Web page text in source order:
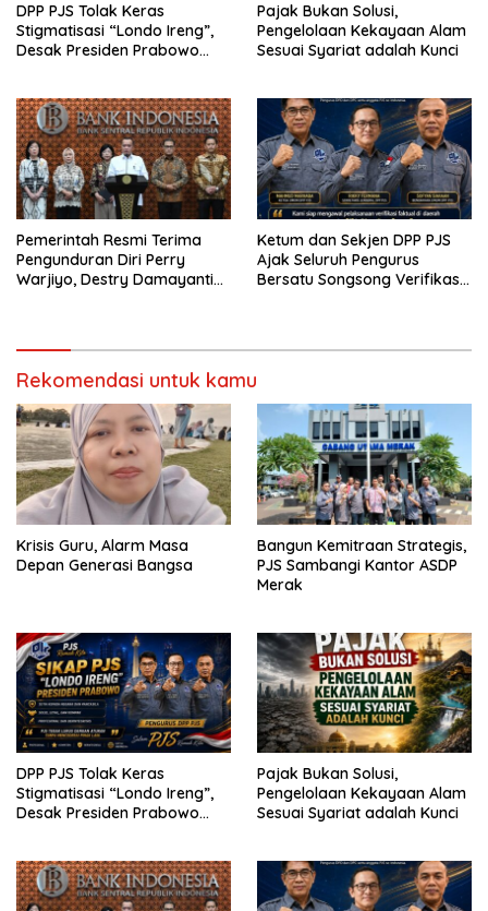
DPP PJS Tolak Keras
Stigmatisasi “Londo Ireng”,
Desak Presiden Prabowo
Pajak Bukan Solusi,
Pengelolaan Kekayaan Alam
Sesuai Syariat adalah Kunci
Pemerintah Resmi Terima
Pengunduran Diri Perry
Warjiyo, Destry Damayanti
Ketum dan Sekjen DPP PJS
Ajak Seluruh Pengurus
Bersatu Songsong Verifikasi
Rekomendasi untuk kamu
Krisis Guru, Alarm Masa
Depan Generasi Bangsa
Bangun Kemitraan Strategis,
PJS Sambangi Kantor ASDP
Merak
DPP PJS Tolak Keras
Stigmatisasi “Londo Ireng”,
Desak Presiden Prabowo
Pajak Bukan Solusi,
Pengelolaan Kekayaan Alam
Sesuai Syariat adalah Kunci